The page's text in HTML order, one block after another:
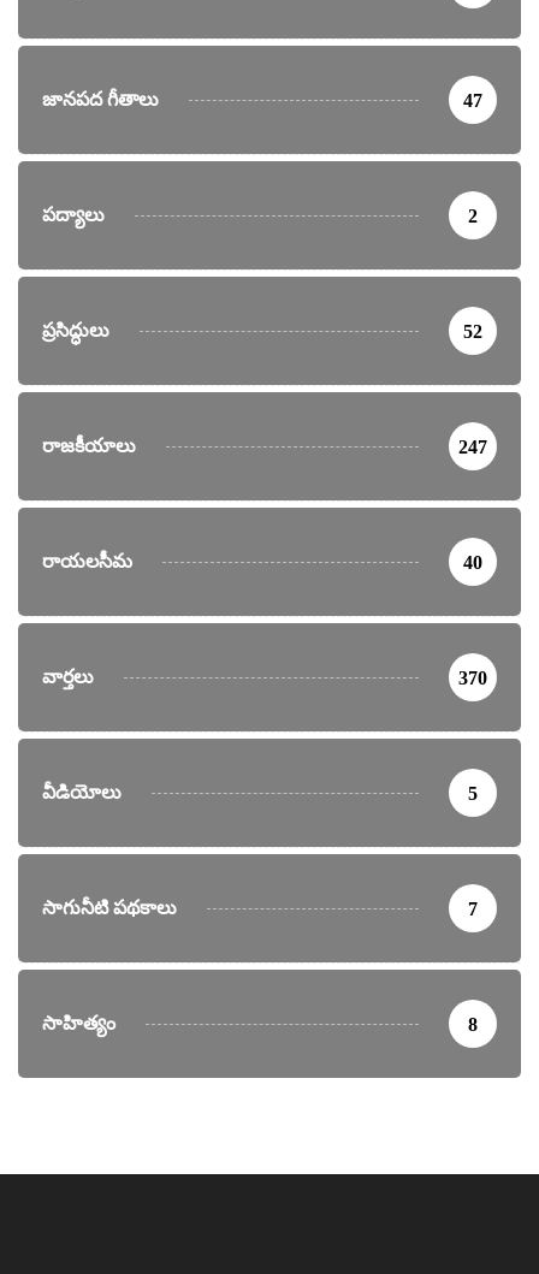
జానపద గీతాలు 47
పద్యాలు 2
ప్రసిద్ధులు 52
రాజకీయాలు 247
రాయలసీమ 40
వార్తలు 370
వీడియోలు 5
సాగునీటి పథకాలు 7
సాహిత్యం 8